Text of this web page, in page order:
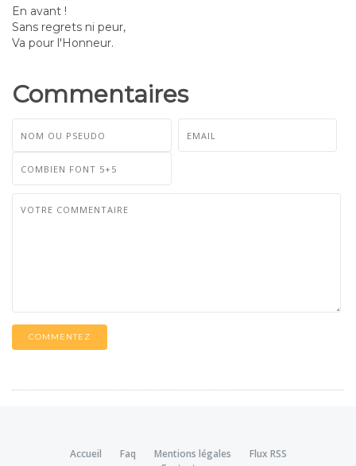
En avant !
Sans regrets ni peur,
Va pour l'Honneur.
Commentaires
COMMENTEZ
Accueil Faq Mentions légales
Flux RSS